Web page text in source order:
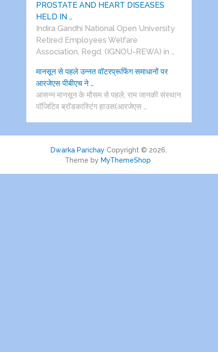
PROSTATE AND HEART DISEASES
HELD IN …
Indira Gandhi National Open University
Retired Employees Welfare
Association, Regd. (IGNOU-REWA) in …
मानसून से पहले उन्नत वॉटरप्रूफिंग समाधानों पर
आरजेएस पीबीएच ने …
आसन्न मानसून के मौसम से पहले, राम जानकी संस्थान
पॉजिटिव ब्रॉडकास्टिंग हाउस(आरजेएस …
Dwarka Parichay Copyright © 2026.
Theme by MyThemeShop